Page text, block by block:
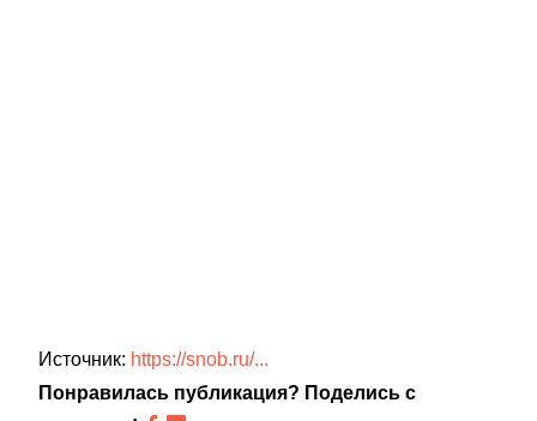
Источник: https://snob.ru/...
Понравилась публикация? Поделись с